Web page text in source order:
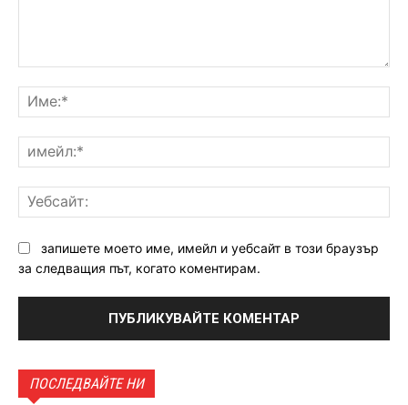
запишете моето име, имейл и уебсайт в този браузър
за следващия път, когато коментирам.
ПОСЛЕДВАЙТЕ НИ